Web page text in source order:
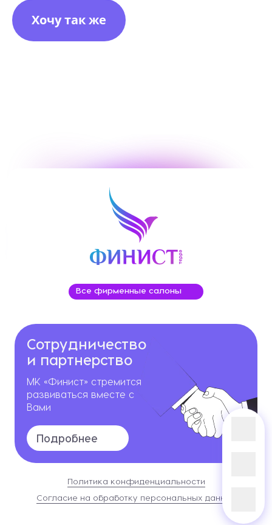
Хочу так же
Все фирменные салоны
Сотрудничество
и партнерство
МК «Финист» стремится
развиваться вместе с
Вами
Подробнее
Политика конфиденциальности
Согласие на обработку персональных данных